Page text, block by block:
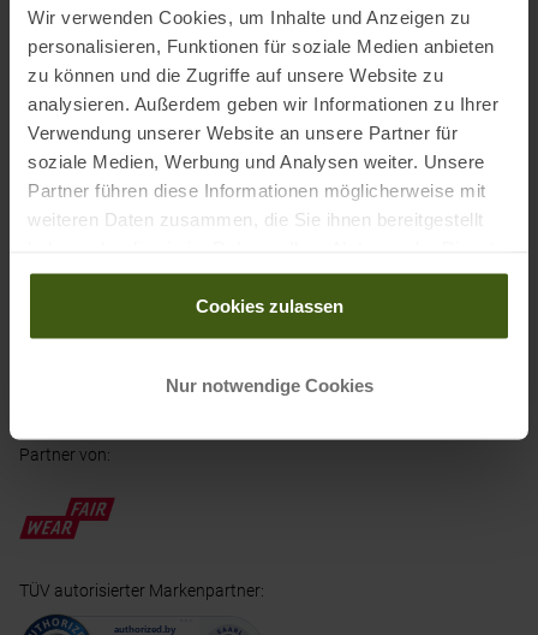
Wir verwenden Cookies, um Inhalte und Anzeigen zu
personalisieren, Funktionen für soziale Medien anbieten
zu können und die Zugriffe auf unsere Website zu
analysieren. Außerdem geben wir Informationen zu Ihrer
Verwendung unserer Website an unsere Partner für
soziale Medien, Werbung und Analysen weiter. Unsere
Partner führen diese Informationen möglicherweise mit
weiteren Daten zusammen, die Sie ihnen bereitgestellt
gesammelt haben.
Cookies zulassen
Nur notwendige Cookies
Außenmaterial Base: 420D Nylon Oxford HD
Informationen zu EU Verordnung GPSR
Name des Herstellers:Mammut Sports Group GmbH
Postanschrift des Herstellers:Mammut-Basecamp 1, 87787
Wolfertschwenden, DE
Partner von:
TÜV autorisierter Markenpartner: